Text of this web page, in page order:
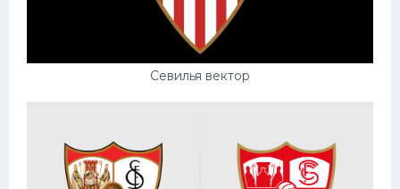
Севилья вектор